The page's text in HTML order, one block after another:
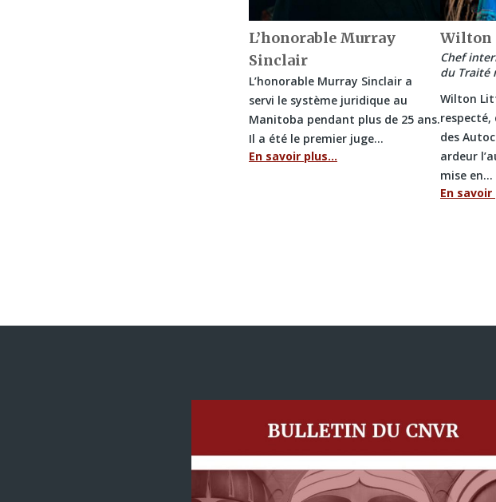
L’honorable Murray
Sinclair
L’honorable Murray Sinclair a
servi le système juridique au
Manitoba pendant plus de 25 ans.
Il a été le premier juge…
En savoir plus…
Chef
du Traité
Wilton
des
ardeur
mise en…
En